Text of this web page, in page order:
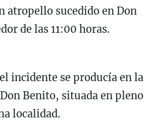
atropello sucedido en Don
de las 11:00 horas.
incidente se producía en la
Benito, situada en pleno
localidad.